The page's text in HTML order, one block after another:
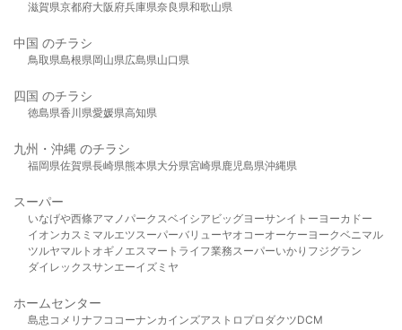
滋賀県京都府大阪府兵庫県奈良県和歌山県
中国 のチラシ
鳥取県島根県岡山県広島県山口県
四国 のチラシ
徳島県香川県愛媛県高知県
九州・沖縄 のチラシ
福岡県佐賀県長崎県熊本県大分県宮崎県鹿児島県沖縄県
スーパー
いなげや西條アマノパークスベイシア ビッグヨーサンイトーヨーカドー
イオンカスミ マルエツスーパーバリューヤオコーオーケー ヨークベニマル
ツルヤマルト オギノ エスマート ライフ業務スーパーいかり フジグラン
ダイレックスサンエーイズミヤ
ホームセンター
島忠 コメリ ナフコ コーナンカインズアストロプロダクツDCM